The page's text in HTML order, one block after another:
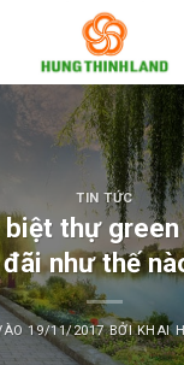
TIN TỨC
biệt thự
đãi như thế
19/11/2017 BỞIKHAI